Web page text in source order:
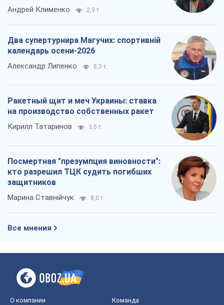
Андрей Клименко 2,9 т.
Два супертурнира Магучих: спортивній
календарь осени-2026
Александр Липенко 8,3 т.
Ракетный щит и меч Украины: ставка
на производство собственных ракет
Кирилл Татаринов 3,5 т.
Посмертная "презумпция виновности":
кто разрешил ТЦК судить погибших
защитников
Марина Ставнійчук 8,0 т.
Все мнения
О компании Команда